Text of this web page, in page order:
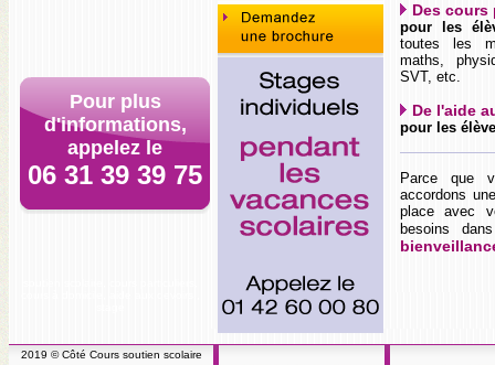
Pour plus
d'informations,
appelez le
06 31 39 39 75
Des cours
pour les
toutes les
maths,
SVT, etc.
De l'aide
pour les
Parce que
accordons
place avec
besoins
2019 © Côté Cours soutien scolaire